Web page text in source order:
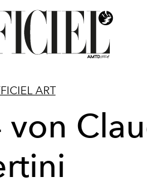
ART
von